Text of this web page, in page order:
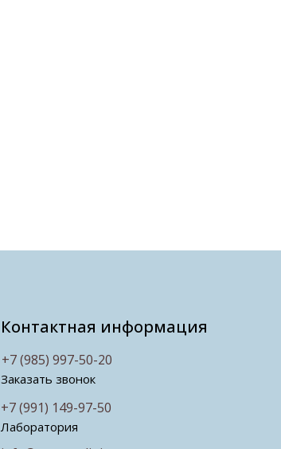
Контактная информация
Заказать звонок
Лаборатория
+7 (991) 149-97-50
+7 (985) 997-50-20